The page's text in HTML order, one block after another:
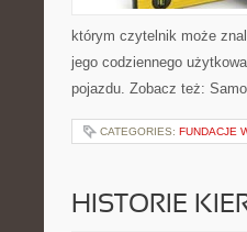
którym czytelnik może
jego codziennego
pojazdu. Zobacz też:
CATEGORIES: FUNDACJE
HISTORIE